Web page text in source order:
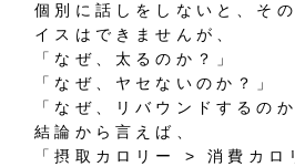
個別に話しをしないと、そ
イスはできませんが、
「なぜ、太るのか？」
「なぜ、ヤセないのか？」
「なぜ、リバウンドするのか
結論から言えば、
「摂取カロリー > 消費カロ